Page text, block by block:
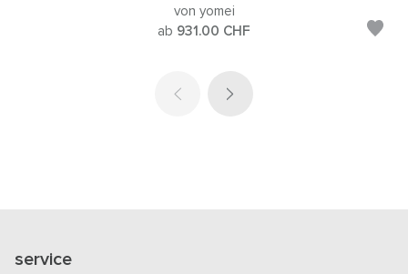
von yomei
ab 931.00 CHF
service